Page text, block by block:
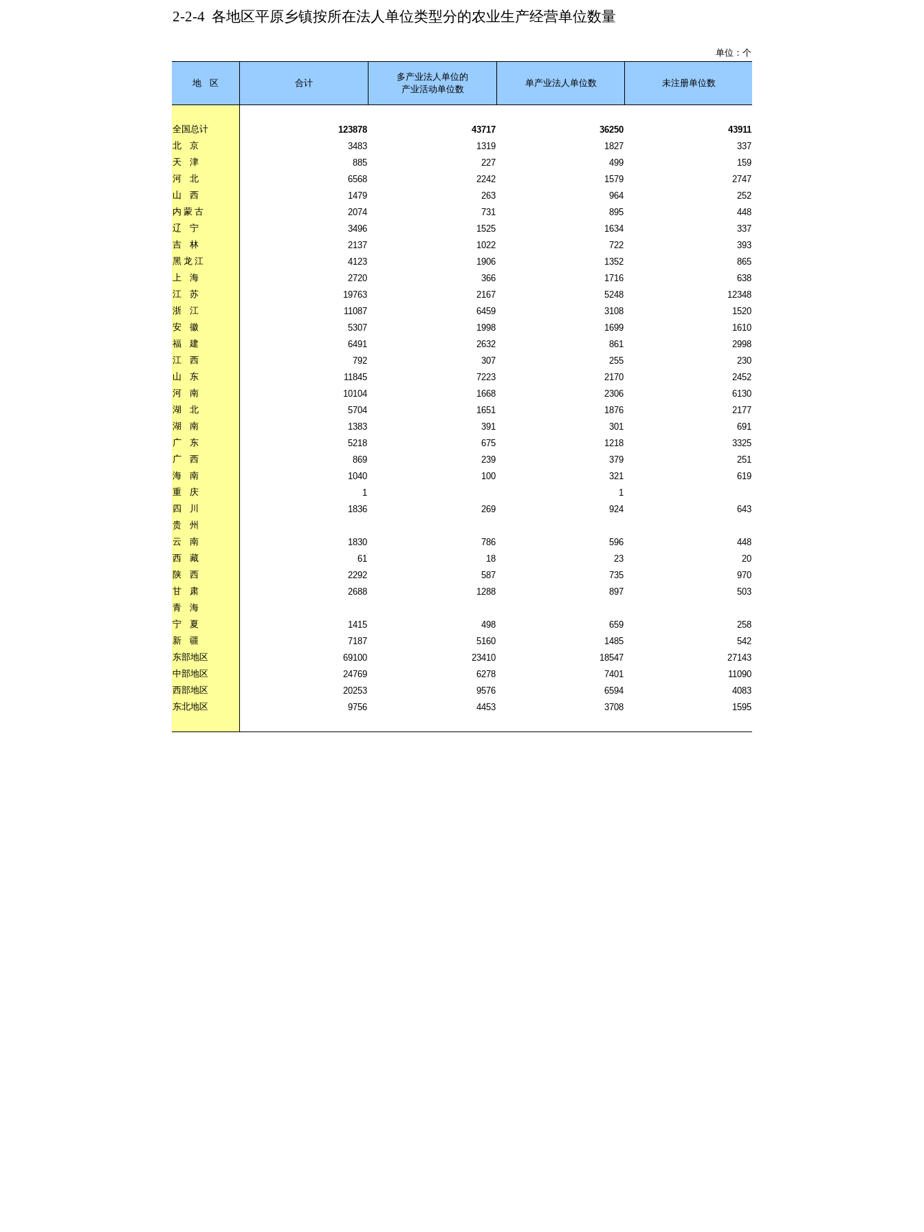
2-2-4 各地区平原乡镇按所在法人单位类型分的农业生产经营单位数量
单位：个
地 区 合计
多产业法人单位的
产业活动单位数
单产业法人单位数 未注册单位数
全国总计 123878 43717 36250
43911
北
京 3483 1319 1827
337
天
津 885 227 499
159
河
北 6568 2242 1579
2747
山
西 1479 263 964
252
内 蒙 古 2074 731 895
448
辽
宁 3496 1525 1634
337
吉
林 2137 1022 722
393
黑 龙 江 4123 1906 1352
865
上
海 2720 366 1716
638
江
苏 19763 2167 5248
12348
浙
江 11087 6459 3108
1520
安
徽 5307 1998 1699
1610
福
建 6491 2632 861
2998
江
西 792 307 255
230
山
东 11845 7223 2170
2452
河
南 10104 1668 2306
6130
湖
北 5704 1651 1876
2177
湖
南 1383 391 301
691
广
东 5218 675 1218
3325
广
西 869 239 379
251
海
南 1040 100 321
619
重
庆 1
1
四
川 1836 269 924
643
贵
州
云
南 1830 786 596
448
西
藏 61 18 23
20
陕
西 2292 587 735
970
甘
肃 2688 1288 897
503
青
海
宁
夏 1415 498 659
258
新
疆 7187 5160 1485
542
东部地区
69100 23410 18547
27143
中部地区
24769 6278 7401
11090
西部地区
20253 9576 6594
4083
东北地区
9756 4453 3708 1595